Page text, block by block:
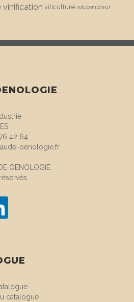
vinification viticulture volucompteur
42 64
oenologie.fr
OENOLOGIE
catalogue